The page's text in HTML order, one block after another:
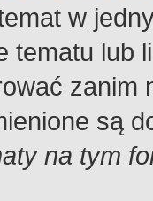
w
tematu lub
są
na tym